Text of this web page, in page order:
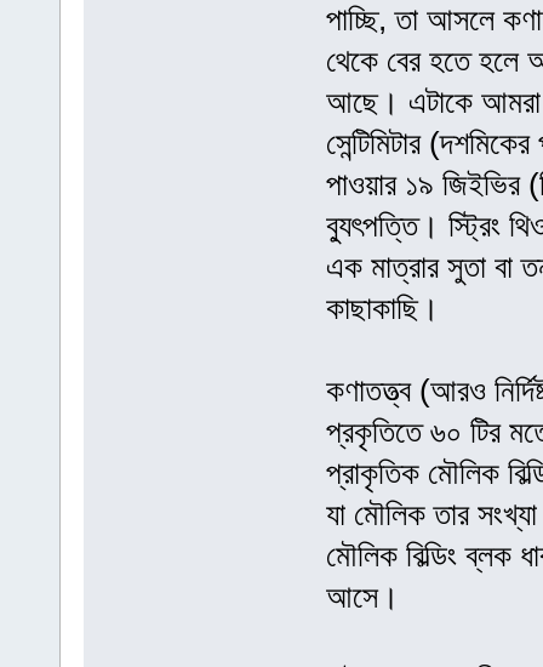
পাচ্ছি, তা আসলে
থেকে বের হতে হলে
আছে। এটাকে আমরা
সেন্টিমিটার
পাওয়ার ১৯ জিইভির
ব্যুৎপত্তি। স্ট্রিং
এক মাত্রার সুতা বা
কাছাকাছি।
কণাতত্ত্ব (আরও
প্রকৃতিতে ৬০ টির
প্রাকৃতিক মৌলিক
যা মৌলিক তার
মৌলিক বিল্ডিং ব্লক
আসে।